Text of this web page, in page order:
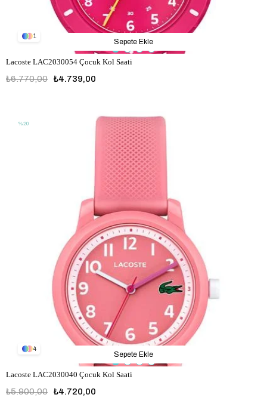
1
Lacoste LAC2030054 Çocuk Kol Saati
₺4.739,00
₺6.770,00
Sepete Ekle
4
Lacoste LAC2030040 Çocuk Kol Saati
₺4.720,00
₺5.900,00
Sepete Ekle
%20